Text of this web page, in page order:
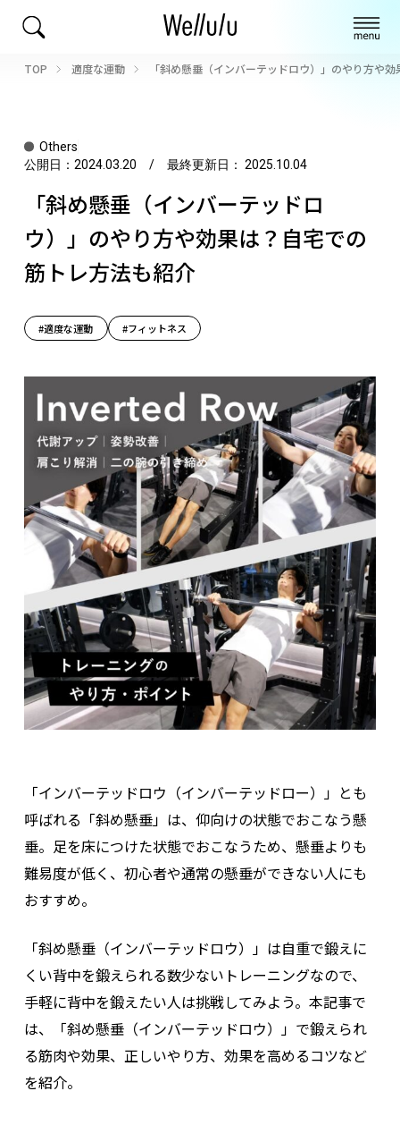
TOP 適度な運動 「斜め懸垂（インバーテッドロウ）」のやり方や
Others
公開日： 2024.03.20 / 最終更新日： 2025.10.04
「斜め懸垂（インバーテッドロ
ウ）」のやり方や効果は？自宅での
筋トレ方法も紹介
#適度な運動 #フィットネス
「インバーテッドロウ（インバーテッドロー）」とも
呼ばれる 「斜め懸垂」は、仰向けの状態でおこなう懸
垂。足を床につけた状態でおこなうため、懸垂よりも
難易度が低く、初心者や通常の懸垂ができない人にも
おすすめ。
「斜め懸垂（インバーテッドロウ）」は自重で鍛えに
くい背中を鍛えられる数少ないトレーニングなので、
手軽に背中を鍛えたい人は挑戦してみよう。 本記事で
は、「斜め懸垂（インバーテッドロウ）」で鍛えられ
る筋肉や効果、正しいやり方、効果を高めるコツなど
を紹介。